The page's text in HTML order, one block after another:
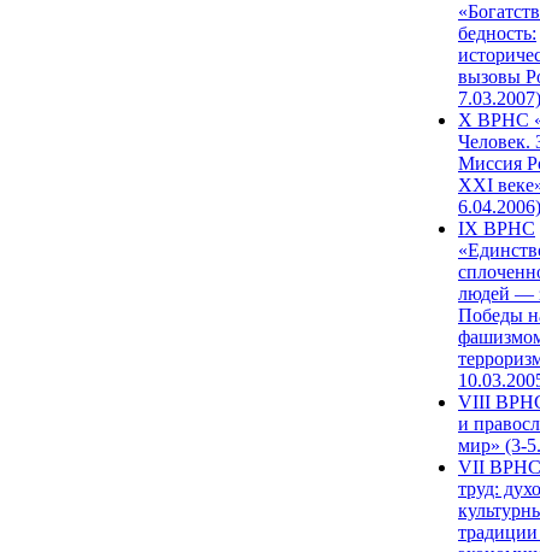
бедность:
вызовы
7.03.2007)
X ВРНС
Человек.
Миссия
XXI
6.04.2006)
IX ВРНС
людей —
Победы
VIII
и
мир» (3-
VII ВРНС
труд: